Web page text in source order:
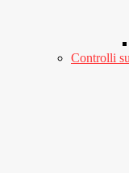
Controlli